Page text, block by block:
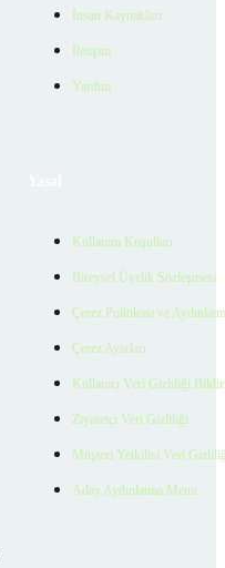
İnsan Kaynakları
İletişim
Yardım
Kullanım Koşulları
Bireysel Üyelik Sözleşmesi
Çerez Politikası ve
Çerez Ayarları
Kullanıcı Veri Gizliliği
Ziyaretçi Veri Gizliliği
Müşteri Yetkilisi Veri
Aday Aydınlatma Metni